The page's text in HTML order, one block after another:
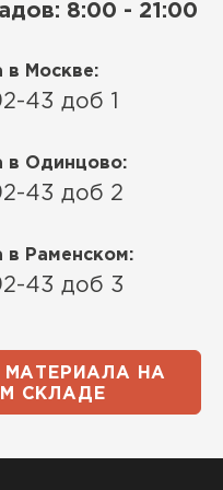
8:00 - 21:00
в Москве:
43 доб 1
в Одинцово:
43 доб 2
в Раменском:
43 доб 3
МАТЕРИАЛА НА
СКЛАДЕ